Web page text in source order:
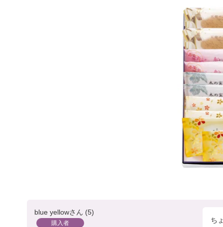
blue yellow 5
購入者
ち